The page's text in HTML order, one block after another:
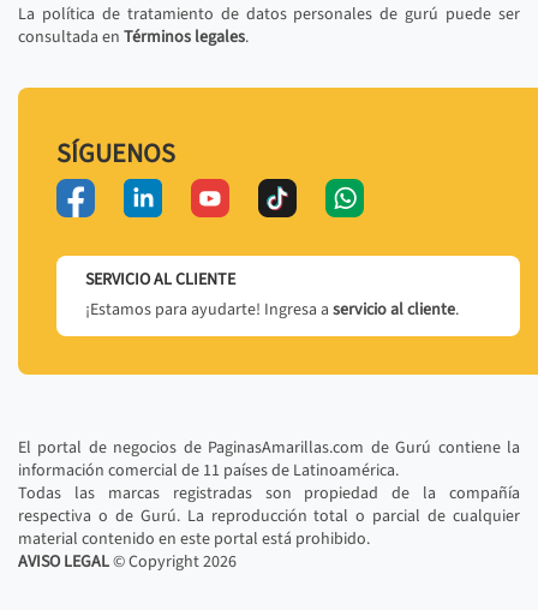
La política de tratamiento de datos personales de gurú puede ser
consultada en Términos legales.
SÍGUENOS
SERVICIO AL CLIENTE
¡Estamos para ayudarte! Ingresa a servicio al cliente.
El portal de negocios de PaginasAmarillas.com de Gurú contiene la
información comercial de 11 países de Latinoamérica.
Todas las marcas registradas son propiedad de la compañía
respectiva o de Gurú. La reproducción total o parcial de cualquier
material contenido en este portal está prohibido.
AVISO LEGAL© Copyright2026